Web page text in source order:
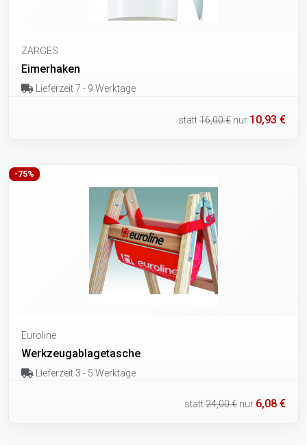
ZARGES
Eimerhaken
Lieferzeit 7 - 9 Werktage
statt16,00 € nur 10,93 €
-75%
Euroline
Werkzeugablagetasche
Lieferzeit 3 - 5 Werktage
statt24,00 € nur 6,08 €